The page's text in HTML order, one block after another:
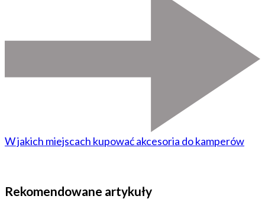
W jakich miejscach kupować akcesoria do kamperów
Rekomendowane artykuły